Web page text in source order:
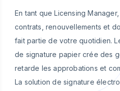
En tant que Licensing
contrats, renouvellements et
fait partie de votre quotidien.
de signature papier crée des
retarde les approbations et
La solution de signature